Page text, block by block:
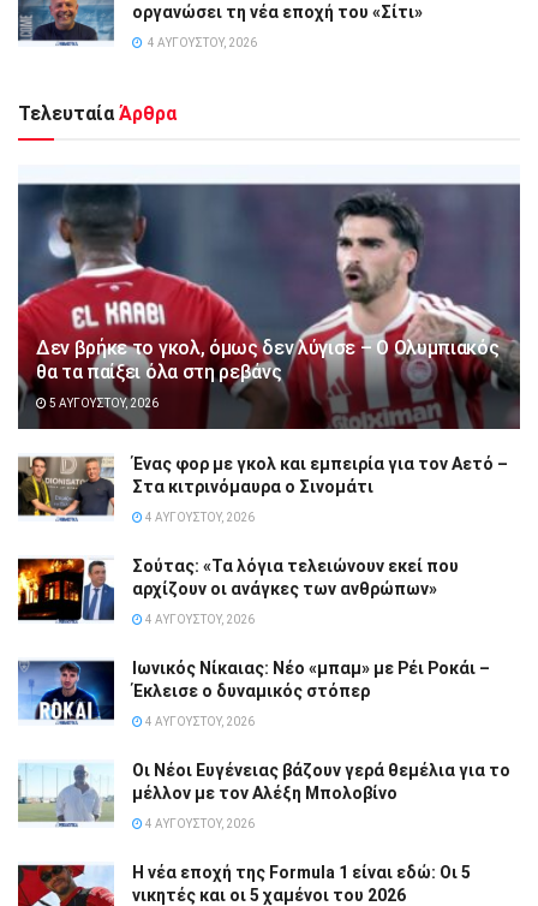
οργανώσει τη νέα εποχή του «Σίτι»
4 ΑΥΓΟΎΣΤΟΥ, 2026
Τελευταία Άρθρα
Δεν βρήκε το γκολ, όμως δεν λύγισε – Ο Ολυμπιακός
θα τα παίξει όλα στη ρεβάνς
5 ΑΥΓΟΎΣΤΟΥ, 2026
Ένας φορ με γκολ και εμπειρία για τον Αετό –
Στα κιτρινόμαυρα ο Σινομάτι
4 ΑΥΓΟΎΣΤΟΥ, 2026
Σούτας: «Τα λόγια τελειώνουν εκεί που
αρχίζουν οι ανάγκες των ανθρώπων»
4 ΑΥΓΟΎΣΤΟΥ, 2026
Ιωνικός Νίκαιας: Νέο «μπαμ» με Ρέι Ροκάι –
Έκλεισε ο δυναμικός στόπερ
4 ΑΥΓΟΎΣΤΟΥ, 2026
Οι Νέοι Ευγένειας βάζουν γερά θεμέλια για το
μέλλον με τον Αλέξη Μπολοβίνο
4 ΑΥΓΟΎΣΤΟΥ, 2026
Η νέα εποχή της Formula 1 είναι εδώ: Οι 5
νικητές και οι 5 χαμένοι του 2026